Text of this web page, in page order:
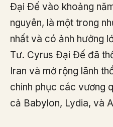
Đại Đế vào khoảng
nguyên, là một trong
nhất và có ảnh hưởng
Tư. Cyrus Đại Đế đã
Iran và mở rộng lãnh
chinh phục các vương
cả Babylon, Lydia, và